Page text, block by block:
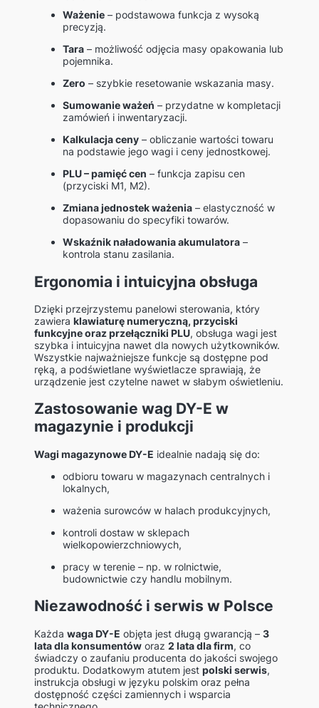
Ważenie – podstawowa funkcja z wysoką
precyzją.
Tara – możliwość odjęcia masy opakowania lub
pojemnika.
Zero – szybkie resetowanie wskazania masy.
Sumowanie ważeń – przydatne w kompletacji
zamówień i inwentaryzacji.
Kalkulacja ceny – obliczanie wartości towaru
na podstawie jego wagi i ceny jednostkowej.
PLU – pamięć cen – funkcja zapisu cen
(przyciski M1, M2).
Zmiana jednostek ważenia – elastyczność w
dopasowaniu do specyfiki towarów.
Wskaźnik naładowania akumulatora –
kontrola stanu zasilania.
Ergonomia i intuicyjna obsługa
Dzięki przejrzystemu panelowi sterowania, który
zawiera klawiaturę numeryczną, przyciski
funkcyjne oraz przełączniki PLU, obsługa wagi jest
szybka i intuicyjna nawet dla nowych użytkowników.
Wszystkie najważniejsze funkcje są dostępne pod
ręką, a podświetlane wyświetlacze sprawiają, że
urządzenie jest czytelne nawet w słabym oświetleniu.
Zastosowanie wag DY-E w
magazynie i produkcji
Wagi magazynowe DY-E idealnie nadają się do:
odbioru towaru w magazynach centralnych i
lokalnych,
ważenia surowców w halach produkcyjnych,
kontroli dostaw w sklepach
wielkopowierzchniowych,
pracy w terenie – np. w rolnictwie,
budownictwie czy handlu mobilnym.
Niezawodność i serwis w Polsce
Każda waga DY-E objęta jest długą gwarancją – 3
lata dla konsumentów oraz 2 lata dla firm, co
świadczy o zaufaniu producenta do jakości swojego
produktu. Dodatkowym atutem jest polski serwis,
instrukcja obsługi w języku polskim oraz pełna
dostępność części zamiennych i wsparcia